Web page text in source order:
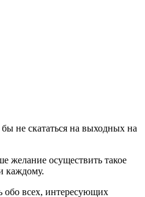
не скататься на выходных на
желание осуществить такое
каждому.
обо всех, интересующих